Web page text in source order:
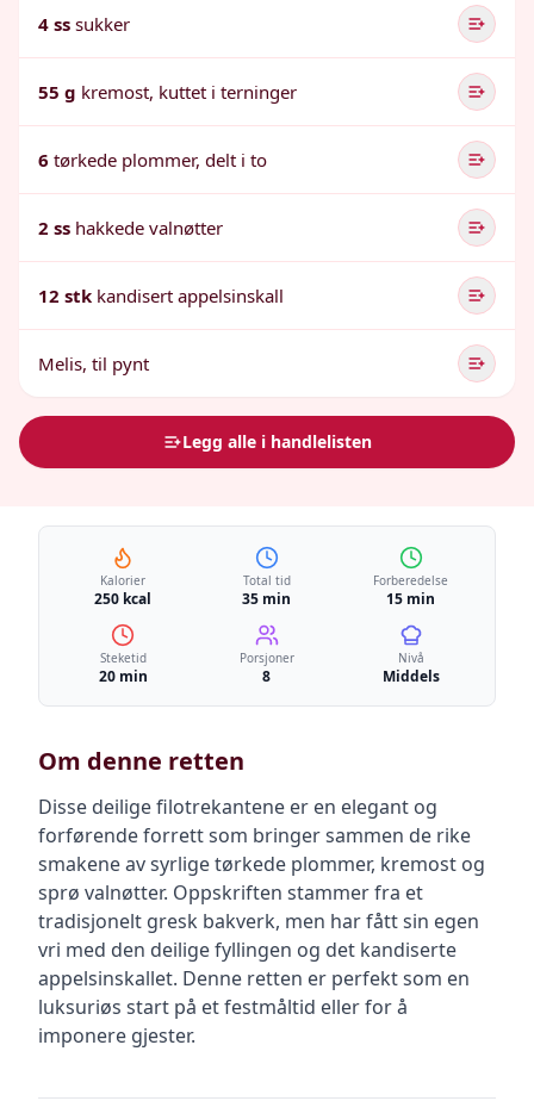
4 ss sukker
55 g kremost, kuttet i terninger
6 tørkede plommer, delt i to
2 ss hakkede valnøtter
12 stk kandisert appelsinskall
Melis, til pynt
Legg alle i handlelisten
Kalorier
250 kcal
Total tid
35 min
Forberedelse
15 min
Steketid
20 min
Porsjoner
8
Nivå
Middels
Om denne retten
Disse deilige filotrekantene er en elegant og
forførende forrett som bringer sammen de rike
smakene av syrlige tørkede plommer, kremost og
sprø valnøtter. Oppskriften stammer fra et
tradisjonelt gresk bakverk, men har fått sin egen
vri med den deilige fyllingen og det kandiserte
appelsinskallet. Denne retten er perfekt som en
luksuriøs start på et festmåltid eller for å
imponere gjester.